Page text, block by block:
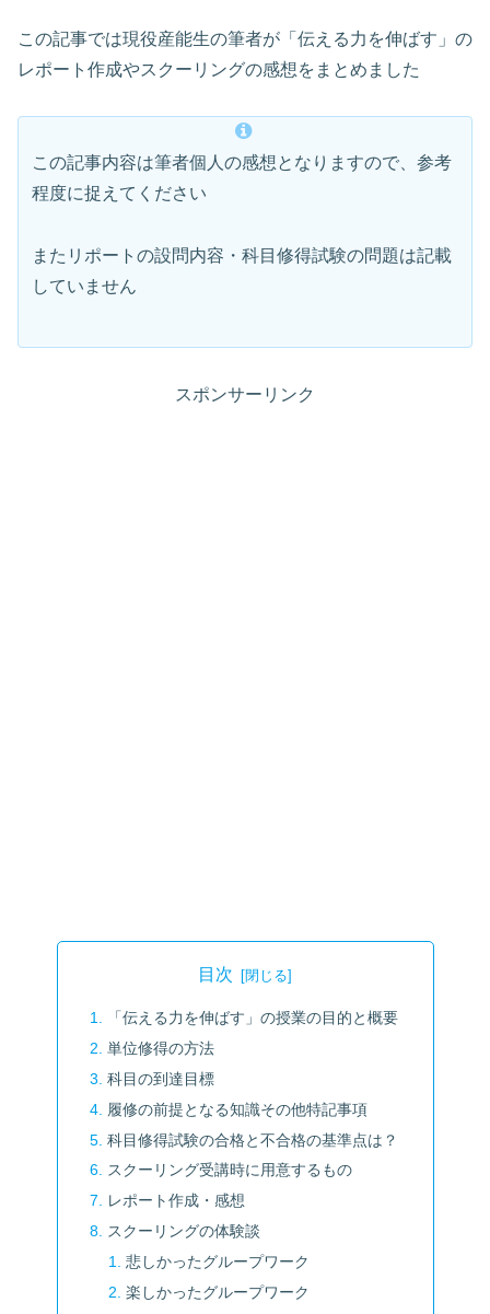
この記事では現役産能生の筆者が「伝える力を伸ばす」の
レポート作成やスクーリングの感想をまとめました
この記事内容は筆者個人の感想となりますので、参考
程度に捉えてください
またリポートの設問内容・科目修得試験の問題は記載
していません
スポンサーリンク
目次
「伝える力を伸ばす」の授業の目的と概要
単位修得の方法
科目の到達目標
履修の前提となる知識その他特記事項
科目修得試験の合格と不合格の基準点は？
スクーリング受講時に用意するもの
レポート作成・感想
スクーリングの体験談
悲しかったグループワーク
楽しかったグループワーク